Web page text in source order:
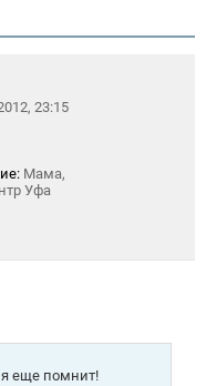
23:15
Мама,
Уфа
еще помнит!